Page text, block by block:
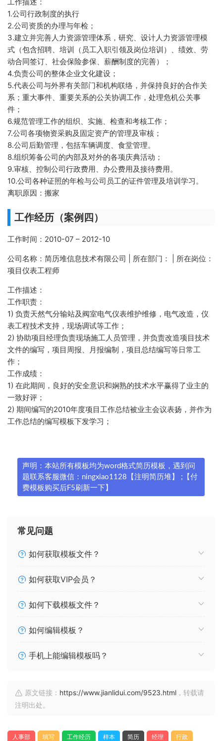
1.公司行政制度的执行
2.公司资质的办理与年检；
3.建立并完善人力资源管理体系，研究、设计人力资源管理模
式（包含招聘、培训（员工入职引领及岗位培训）、绩效、劳
动合同签订、社会保险参保、薪酬制度的完善）；
4.负责公司的整体企业文化建设；
5.代表公司与外界有关部门和机构联络，并保持良好的合作关
系；重大事件、重要关系的公关协调工作，处理危机公关事
件；
6.规范管理工作的组织、实施、检查和考核工作；
7.公司各项物资采购及固定资产的管理及审核；
8.公司后勤管理，包括车辆调度、食堂管理。
8.组织筹备公司的内部及对外的各项庆典活动；
9.审核、控制公司行政费用、办公费用及接待费用。
10.公司各种证照的年检与公司员工的证件管理及培训学习。
离职原因：搬家
工作经历（案例四）
工作时间：2010-07 – 2012-10
公司名称：简历堆信息技术有限公司 | 所在部门： | 所在岗位：
项目仪表工程师
工作描述：
工作职责：
1) 负责天然气分输站及阀室电气仪表维护维修，电气改造，仪
表工程技术支持，现场调试等工作；
2) 协助项目经理负责现场施工人员管理，并负责改造项目技术
文件的编写，项目周报、月报编制，项目总结编写等日常工
作；
工作成绩：
1) 在此期间，良好的安全意识和娴熟的技术水平赢得了业主的
一致好评；
2) 期间编写的2010年度项目工作总结被业主会议表扬，并作为
工作总结的编写模板下发学习；
声明：本站所有模板均为word格式简历模板，遇到问
题联系客服微信：ningxiao1128【注明简历堆】 ;【付
费模板购买后F5刷新一下】
常见问题
如何获取模板文件？
如何获取VIP会员？
如何下载模板文件？
如何编辑模板？
手机上能编辑模板吗？
原文链接： https://www.jianlidui.com/9523.html ，转载请
注明出处。
人事部 填写 工作经历 样本 简历 经理 行政